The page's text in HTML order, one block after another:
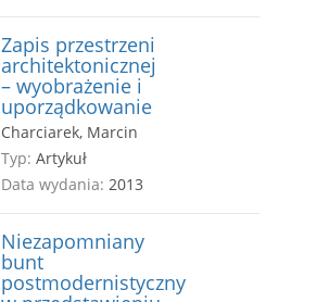
Zapis przestrzeni
architektonicznej
– wyobrażenie i
uporządkowanie
Charciarek, Marcin
Typ: Artykuł
Data wydania: 2013
Niezapomniany
bunt
postmodernistyczny